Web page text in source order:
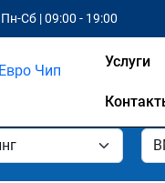
Пн-Сб | 09:00 - 19:00
Услуги